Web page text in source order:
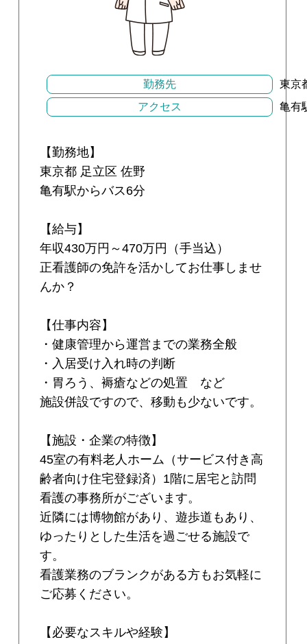
勤務先
東京
アクセス
亀有
【勤務地】
東京都 足立区 佐野
亀有駅からバス6分
【給与】
年収430万円～470万円（手当込）
正看護師の免許を活かしてお仕事しませ
んか？
【仕事内容】
・健康管理から運営までの業務全般
・入居受け入れ時の判断
・胃ろう、褥瘡などの処置 など
施設併設ですので、移動も少ないです。
【施設・企業の特徴】
45室の有料老人ホーム（サービス付き高
齢者向け住宅登録済）1階に居宅と訪問
看護の事務所がございます。
近隣には博物館があり、遊歩道もあり、
ゆったりとした生活を過ごせる施設で
す。
看護業務のブランクがある方もお気軽に
ご応募ください。
【必要なスキルや経験】